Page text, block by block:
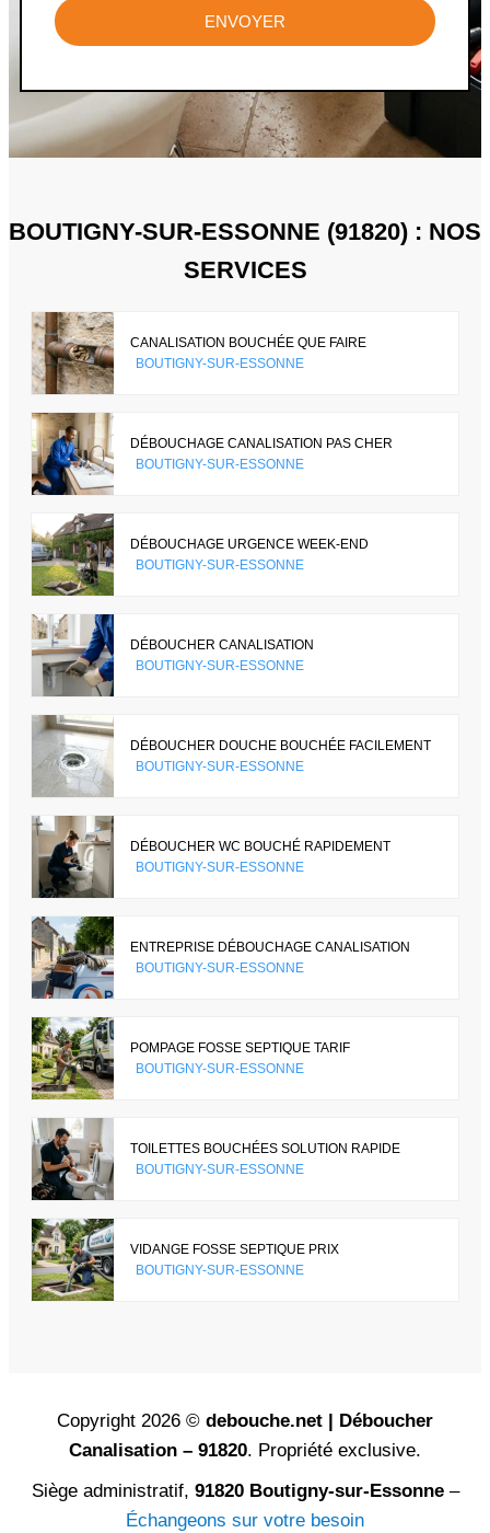
ENVOYER
BOUTIGNY-SUR-ESSONNE (91820) : NOS
SERVICES
CANALISATION BOUCHÉE QUE FAIRE
BOUTIGNY-SUR-ESSONNE
DÉBOUCHAGE CANALISATION PAS CHER
BOUTIGNY-SUR-ESSONNE
DÉBOUCHAGE URGENCE WEEK-END
BOUTIGNY-SUR-ESSONNE
DÉBOUCHER CANALISATION
BOUTIGNY-SUR-ESSONNE
DÉBOUCHER DOUCHE BOUCHÉE FACILEMENT
BOUTIGNY-SUR-ESSONNE
DÉBOUCHER WC BOUCHÉ RAPIDEMENT
BOUTIGNY-SUR-ESSONNE
ENTREPRISE DÉBOUCHAGE CANALISATION
BOUTIGNY-SUR-ESSONNE
POMPAGE FOSSE SEPTIQUE TARIF
BOUTIGNY-SUR-ESSONNE
TOILETTES BOUCHÉES SOLUTION RAPIDE
BOUTIGNY-SUR-ESSONNE
VIDANGE FOSSE SEPTIQUE PRIX
BOUTIGNY-SUR-ESSONNE
Copyright 2026 © debouche.net | Déboucher
Canalisation – 91820. Propriété exclusive.
Siège administratif, 91820 Boutigny-sur-Essonne–
Échangeons sur votre besoin